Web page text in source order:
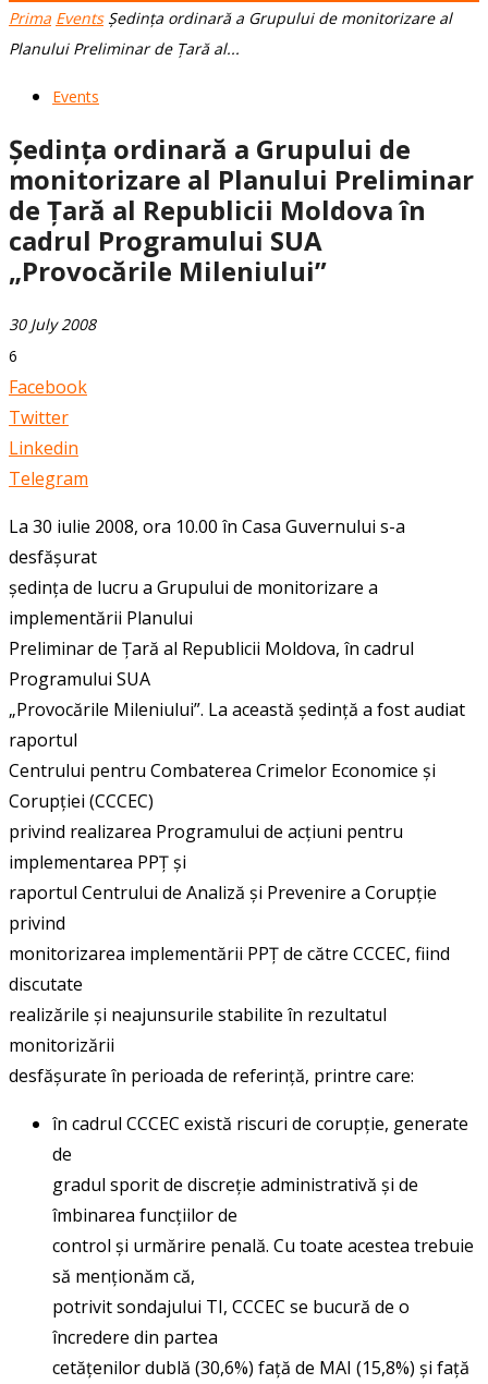
Prima Events Ședința ordinară a Grupului de monitorizare al
Planului Preliminar de Țară al...
Events
Ședința ordinară a Grupului de
monitorizare al Planului Preliminar
de Țară al Republicii Moldova în
cadrul Programului SUA
„Provocările Mileniului”
30 July 2008
6
Facebook
Twitter
Linkedin
Telegram
La 30 iulie 2008, ora 10.00 în Casa Guvernului s-a
desfășurat
ședința de lucru a Grupului de monitorizare a
implementării Planului
Preliminar de Țară al Republicii Moldova, în cadrul
Programului SUA
„Provocările Mileniului”. La această ședință a fost audiat
raportul
Centrului pentru Combaterea Crimelor Economice și
Corupției (CCCEC)
privind realizarea Programului de acțiuni pentru
implementarea PPȚ și
raportul Centrului de Analiză și Prevenire a Corupție
privind
monitorizarea implementării PPȚ de către CCCEC, fiind
discutate
realizările și neajunsurile stabilite în rezultatul
monitorizării
desfășurate în perioada de referință, printre care:
în cadrul CCCEC există riscuri de corupție, generate
de
gradul sporit de discreție administrativă și de
îmbinarea funcțiilor de
control și urmărire penală. Cu toate acestea trebuie
să menționăm că,
potrivit sondajului TI, CCCEC se bucură de o
încredere din partea
cetățenilor dublă (30,6%) față de MAI (15,8%) și față